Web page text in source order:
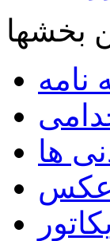
نامه
ها
عکس